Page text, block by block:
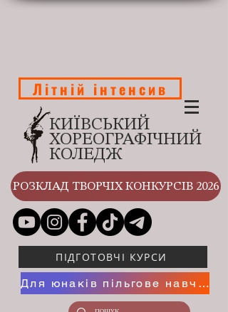
КИЇВСЬКИЙ
ХОРЕОГРАФІЧНИЙ
КОЛЕДЖ
Літній інтенсив
РОЗКЛАД ТВОРЧІХ КОНКУРСІВ 2026
ПІДГОТОВЧІ КУРСИ
Для юнаків пільгове навчання